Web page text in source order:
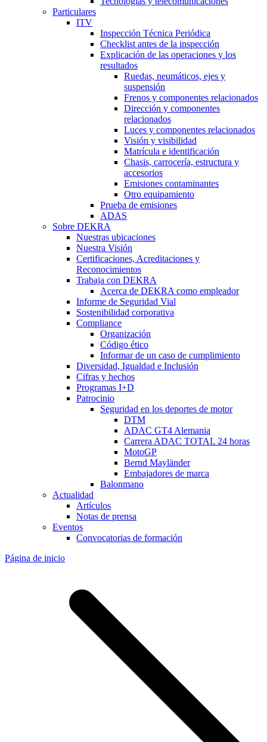
Particulares
ITV
Inspección Técnica Periódica
Checklist antes de la inspección
Explicación de las operaciones y los
resultados
Ruedas, neumáticos, ejes y
suspensión
Frenos y componentes relacionados
Dirección y componentes
relacionados
Luces y componentes relacionados
Visión y visibilidad
Matrícula e identificación
Chasis, carrocería, estructura y
accesorios
Emisiones contaminantes
Otro equipamiento
Prueba de emisiones
ADAS
Sobre DEKRA
Nuestras ubicaciones
Nuestra Visión
Certificaciones, Acreditaciones y
Reconocimientos
Trabaja con DEKRA
Acerca de DEKRA como empleador
Informe de Seguridad Vial
Sostenibilidad corporativa
Compliance
Organización
Código ético
Informar de un caso de cumplimiento
Diversidad, Igualdad e Inclusión
Cifras y hechos
Programas I+D
Patrocinio
Seguridad en los deportes de motor
DTM
ADAC GT4 Alemania
Carrera ADAC TOTAL 24 horas
MotoGP
Bernd Mayländer
Embajadores de marca
Balonmano
Actualidad
Artículos
Notas de prensa
Eventos
Convocatorias de formación
Página de inicio